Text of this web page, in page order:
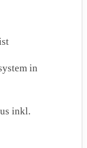
in
inkl.